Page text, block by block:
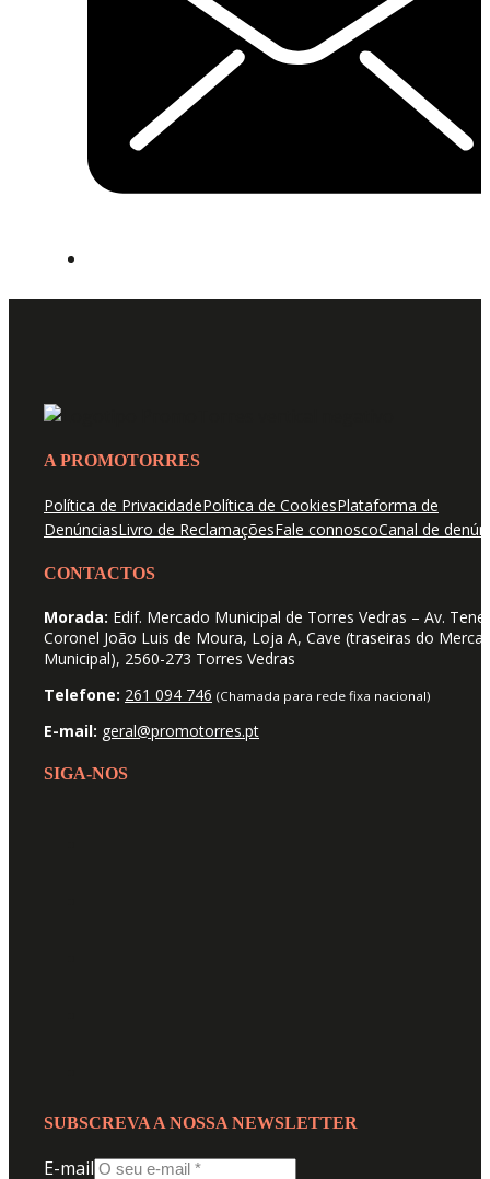
A PROMOTORRES
Política de PrivacidadePolítica de CookiesPlataforma de
DenúnciasLivro de ReclamaçõesFale connoscoCanal de
CONTACTOS
Morada: Edif. Mercado Municipal de Torres Vedras – Av.
Coronel João Luis de Moura, Loja A, Cave (traseiras do
Municipal), 2560-273 Torres Vedras
Telefone: 261 094 746 (Chamada para rede fixa nacional)
E-mail: geral@promotorres.pt
SIGA-NOS
SUBSCREVA A NOSSA NEWSLETTER
E-mail